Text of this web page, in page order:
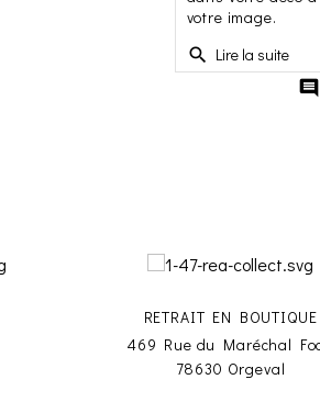
votre image.
search Lire la suite
comment
RETRAIT EN BOUTIQUE
469 Rue du Maréchal
78630 Orgeval